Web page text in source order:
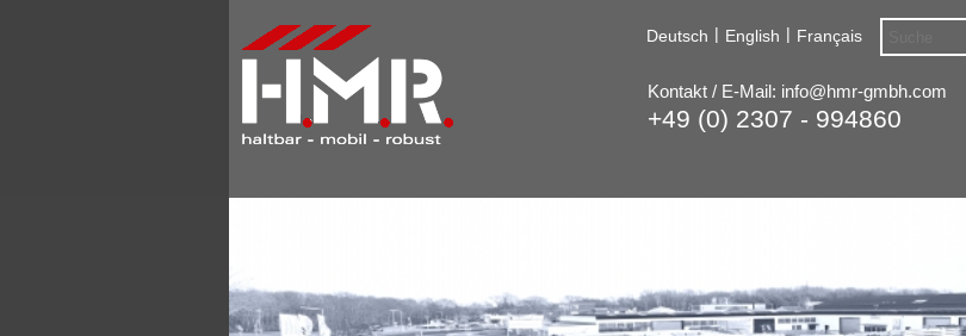
Deutsch | English | Français
Kontakt / E-Mail: info@hmr-gmbh.com
+49 (0) 2307 - 994860